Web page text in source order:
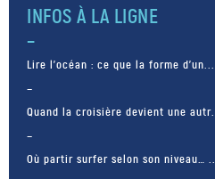
la […]
INFOS À LA LIGNE
Lire l’océan : ce que la forme d’un...
Quand la croisière devient une
Où partir surfer selon son niveau…